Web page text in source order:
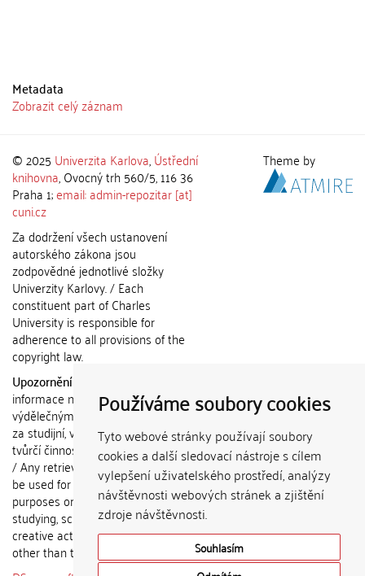
Používáme soubory cookies
Tyto webové stránky používají soubory
cookies a další sledovací nástroje s cílem
vylepšení uživatelského prostředí, analýzy
návštěvnosti webových stránek a zjištění
zdroje návštěvnosti.
Souhlasím
Metadata
Zobrazit celý záznam
© 2025 Univerzita Karlova,Ústřední
knihovna, Ovocný trh 560/5, 116 36
Praha 1;email: admin-repozitar [at]
cuni.cz
Za dodržení všech ustanovení
autorského zákona jsou
zodpovědné jednotlivé složky
Univerzity Karlovy. / Each
constituent part of Charles
University is responsible for
adherence to all provisions of the
copyright law.
Upozornění / Notice:
informace nemohou být použity k
výdělečným účelům nebo vydávány
za studijní, vědeckou nebo jinou
tvůrčí činnost jiné osoby než autora.
/ Any retrieved information shall not
be used for any commercial
purposes or claimed as results of
studying, scientific or any other
creative activities of any person
other than the author.
Theme by